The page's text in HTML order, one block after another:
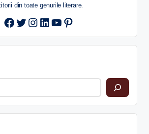
din toate genurile literare.
Twitter
Instagram
LinkedIn
YouTube
Pinterest